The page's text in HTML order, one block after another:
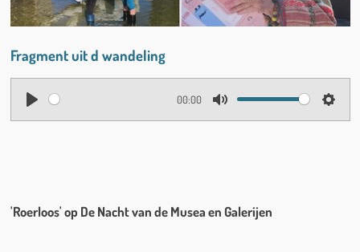
Fragment uit d wandeling
P
00:00
M
S
'Roerloos' op De Nacht van de Musea en Galerijen